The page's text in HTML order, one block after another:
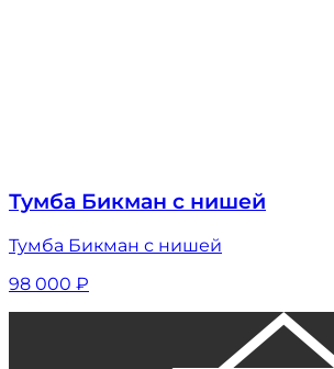
Тумба Бикман с нишей
Тумба Бикман с нишей
98 000 ₽